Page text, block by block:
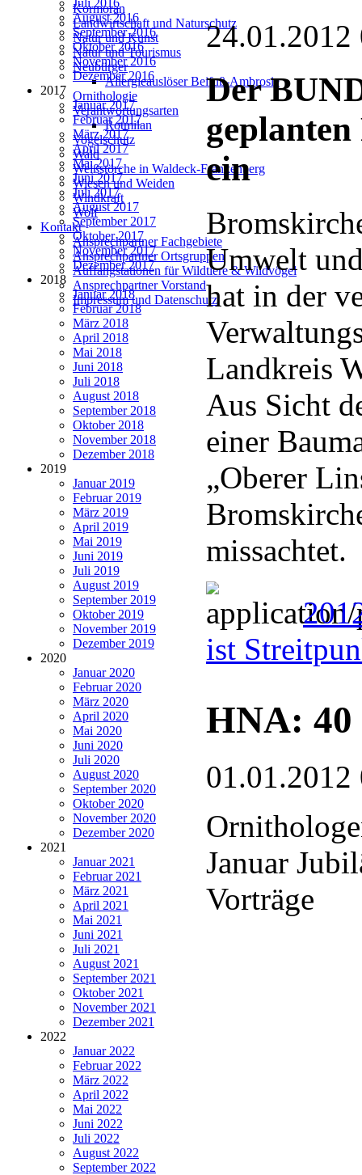
Kormoran
Landwirtschaft und Naturschutz
Natur und Kunst
Natur und Tourismus
Neubürger
Allergieauslöser Beifuß-Ambrosie
Ornithologie
Verantwortungsarten
Rotmilan
Vogelschutz
Wald
Weißstörche in Waldeck-Frankenberg
Wiesen und Weiden
Windkraft
Wolf
Kontakt
Ansprechpartner Fachgebiete
Ansprechpartner Ortsgruppen
Auffangstationen für Wildtiere & Wildvögel
Ansprechpartner Vorstand
Impressum und Datenschutz
August 2016
September 2016
Oktober 2016
November 2016
Dezember 2016
2017
Januar 2017
Februar 2017
März 2017
April 2017
Mai 2017
Juni 2017
Juli 2017
August 2017
September 2017
Oktober 2017
November 2017
Dezember 2017
2018
Januar 2018
Februar 2018
März 2018
April 2018
Mai 2018
Juni 2018
Juli 2018
August 2018
September 2018
Oktober 2018
November 2018
Dezember 2018
2019
Januar 2019
Februar 2019
März 2019
April 2019
Mai 2019
Juni 2019
Juli 2019
August 2019
September 2019
Oktober 2019
November 2019
Dezember 2019
2020
Januar 2020
Februar 2020
März 2020
April 2020
Mai 2020
Juni 2020
Juli 2020
August 2020
September 2020
Oktober 2020
November 2020
Dezember 2020
2021
Januar 2021
Februar 2021
März 2021
April 2021
Mai 2021
Juni 2021
Juli 2021
August 2021
September 2021
Oktober 2021
November 2021
Dezember 2021
2022
Januar 2022
Februar 2022
März 2022
April 2022
Mai 2022
Juni 2022
Juli 2022
August 2022
September 2022
24.01.2012
Der
ein
Umwelt
hat in der
Landkreis
Aus Sicht
einer
„Oberer
missachtet.
ist
HNA: 40
01.01.2012
Januar
Vorträge